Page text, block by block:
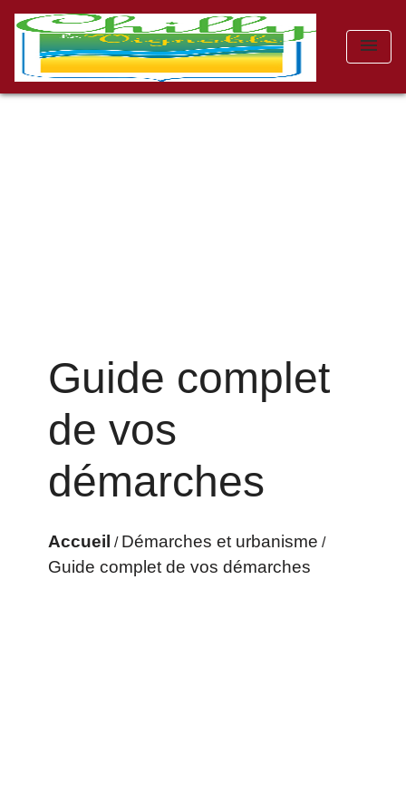
menu
Guide complet
de vos
démarches
Accueil / Démarches et urbanisme /
Guide complet de vos démarches